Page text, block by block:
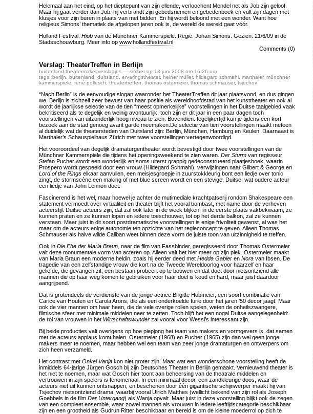
Helemaal aan het eind, op het dieptepunt van zijn ellende, verloochent Mendel net als Job zijn geloof.
Maar hij gaat verder dan Job: hij verbrandt zijn gebedsriemen en gebedenboek en vult zijn dagen met
klusjes voor zijn buren in plaats van met bidden. En hij wordt beloond met een wonder. Want hoe
religieus Simons’ thematiek de afgelopen jaren ook is, de wereld de wereld gaat vóór.
Holland Festival: Hiob van de Münchner Kammerspiele. Regie: Johan Simons. Gezien: 21/6/09 in de
Stadsschouwburg. Meer info op www.hollandfestival.nl
Comments (0)
Verslag: TheaterTreffen in Berlijn
buitenland theatermaker,verslagjes — simber op 13 juni 2008 om 16:26 uur
tags: berlijn buitenland duitsland ervaringstheater, heiner müller, hildegard schmahl marthaler, münchner
kammerspiele
rené pollesch theatertreffen thomas ostermeier, thomas schmauser, tsjechov
“Nach Berlin” is de eenvoudige slogan waaronder het TheaterTreffen dit jaar plaatsvond, en dus gingen
we. Berlijn is zichzelf zeer bewust van haar positie als wereldhoofdstad van het kunsttheater en ook al
wordt de jaarlijkse selectie van de tien “meest opmerkelijke” voorstellingen in het Duitse taalgebied vaak
bekritiseerd als te degelijk en weinig avontuurlijk, toch zijn er dit jaar in een paar dagen toch
voorstellingen van uitzonderlijk hoog niveau te zien. Bovendien: tegelijkertijd kun je tijdens een kort
bezoek aan de stad genoeg avant garde meemaken.De selectie van tien voorstellingen maakt meteen
al duidelijk wat de theatersteden van Duitsland zijn: Berlijn, München, Hamburg en Keulen. Daarnaast is
Marthaler’s Schauspielhaus Zürich met twee voorstellingen vertegenwoordigd.
Het vooroordeel van degelijk dramaturgentheater wordt bevestigd door twee voorstellingen van de
Münchner Kammerspiele die tijdens het openingsweekend te zien waren. Der Sturm van regisseur
Stefan Pucher wordt een wonderlijk en soms uiterst grappig gedeconstrueerd plaatjesboek, waarin
Prospero wordt gespeeld door een vrouw (Hildegard Schmahl), verwijzingen naar Gilbert & George en
Lord of the Rings elkaar aanvullen, een meisjesgroepje in zuurstokkleurig bont een liedje over tonic
zingt, de stormscène een making of met blue screen wordt en een stevige, Duitse, wat oudere acteur
een liedje van John Lennon doet.
Fascinerend is het wel, maar hoewel je achter de mutimediale krachtpatserij rondom Shakespeare een
statement vermoedt over virtualiteit en theater blijft het vooral bombast, met name door de verheven
acteerstijl. Duitse acteurs zijn, dat zal ook later in de week blijken, in de eerste plaats vakbekwaam; ze
kunnen praten en ze kunnen lopen en iedere toeschouwer, tot op het derde balkon, zal ze kunnen
verstaan. Maar juist in dit soort postdramatische voorstellingen is enige frivoliteit gewenst, al was het
maar om de acteurs enige autonomie ten opzichte van het regieconcept te geven. Alleen Thomas
Schmauser als halve wilde Caliban weet binnen deze vorm de juiste toon van uitzinnigheid te treffen.
Ook in Die Ehe der Maria Braun , naar de film van Fassbinder, geregisseerd door Thomas Ostermeier
valt deze monumentale vorm van acteren op. Alleen valt het hier meer op zijn plek. Ostermeier maakt
van Maria Braun een moderne heldin, zoals hij eerder deed met Hedda Gabler en Nora van Ibsen. De
tragedie van een zelfstandige vrouw die kort na de Tweede Wereldoorlog voor haarzelf en haar
geliefde, die gevangen zit, een bestaan probeert op te bouwen en dat doet door nietsontziend alle
mannen die op haar weg komen te gebruiken voor haar doel is koud en hard, maar juist daardoor
aangrijpend.
Dat is grotendeels de verdienste van de jonge actrice Brigitte Hobmeier, een soort combinatie van
Carice van Houten en Carola Arons, die als een onderkoelde furie door het jaren ’50 decor jaagt. Maar
ook de vier mannen om haar heen, die de vele overige rollen spelen, weten de onheilszwangere,
filmische sfeer met minimale middelen neer te zetten. Toch blijft het een nogal Duitse aangelegenheid:
de rol van vrouwen in het Wirtschaftswunder zal vooral voor Wessi’s interessant zijn.
Bij beide producties valt overigens op hoe piepjong het team van makers en vormgevers is, dat samen
met de acteurs applaus komt halen. Ostermeier (1968) en Pucher (1965) zijn dan wel geen jonge
makers meer te noemen, maar hebben wel een team van zeer jonge dramaturgen en ontwerpers om
zich heen verzameld.
Het contrast met Onkel Vanja kon niet groter zijn. Maar wat een wonderschone voorstelling heeft de
inmiddels 64-jarige Jürgen Gosch bij zijn Deutsches Theater in Berlijn gemaakt. Vernieuwend theater is
het niet te noemen, maar wat Gosch hier toont aan beheersing van de theatrale middelen en
vertrouwen in zijn spelers is fenomenaal. In een minimaal decor, een zandkleurige doos, waar de
acteurs niet uit kunnen ontsnappen, en beschenen door één gigantische schijnwerper maakt hij van
Tsjechov nietsontziend drama, waarbij vooral Ulrich Matthes (wellicht bekend van zijn rol als Joseph
Goebbels in de film Der Untergang) als Wanja opvalt. Maar juist in deze voorstelling blijkt ook de zegen
van een compleet ensemble, waar zowel mannen als vrouwen in iedere leeftijdscategorie beschikbaar
zijn en een grootheid als Gudrun Ritter beschikbaar en bereid is om de kleine moederrol op zich te